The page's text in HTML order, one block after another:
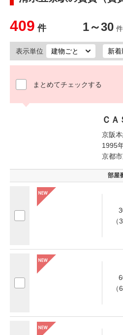
409 件 1～30
表示単位
まとめてチェックする
ＣＡ
京阪
1995
京都
部屋
（
（